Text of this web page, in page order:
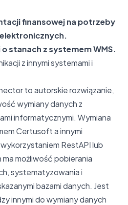
finansowej na potrzeby
stanach z systemem WMS.
z innymi systemami i
to autorskie rozwiązanie,
wymiany danych z
informatycznymi. Wymiana
Certusoft a innymi
RestAPI lub
możliwość pobierania
systematyzowania i
bazami danych. Jest
innymi do wymiany danych